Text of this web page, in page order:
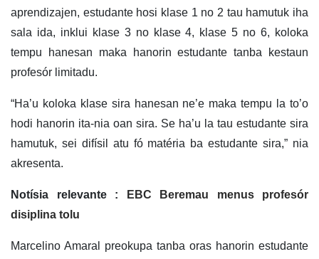
aprendizajen, estudante hosi klase 1 no 2 tau hamutuk iha
sala ida, inklui klase 3 no klase 4, klase 5 no 6, koloka
tempu hanesan maka hanorin estudante tanba kestaun
profesór limitadu.
“Ha’u koloka klase sira hanesan ne’e maka tempu la to’o
hodi hanorin ita-nia oan sira. Se ha’u la tau estudante sira
hamutuk, sei difísil atu fó matéria ba estudante sira,” nia
akresenta.
Notísia relevante :
EBC Beremau menus profesór
disiplina tolu
Marcelino Amaral preokupa tanba oras hanorin estudante